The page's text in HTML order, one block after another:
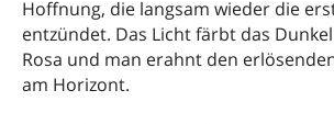
Hoffnung, die langsam wieder die
entzündet. Das Licht färbt das
Rosa und man erahnt den
am Horizont.